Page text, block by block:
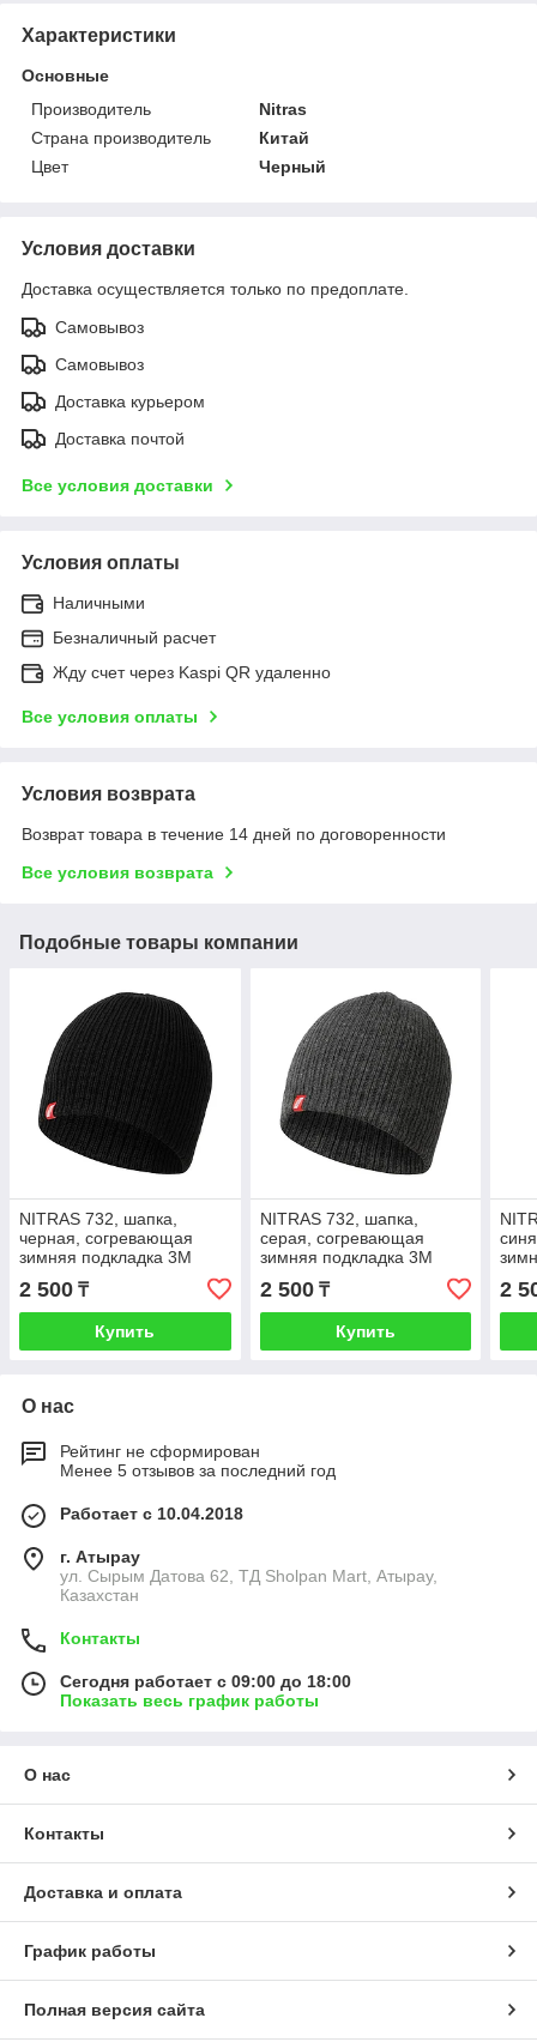
Характеристики
Основные
Производитель
Nitras
Страна производитель
Китай
Цвет
Черный
Условия доставки
Доставка осуществляется только по предоплате.
Самовывоз
Самовывоз
Доставка курьером
Доставка почтой
Все условия доставки
Условия оплаты
Наличными
Безналичный расчет
Жду счет через Kaspi QR удаленно
Все условия оплаты
Условия возврата
Возврат товара в течение 14 дней по договоренности
Все условия возврата
Подобные товары компании
NITRAS 732, шапка,
черная, согревающая
зимняя подкладка 3M
Thinsulate™
2 500 ₸
Купить
NITRAS 732, шапка,
серая, согревающая
зимняя подкладка 3M
Thinsulate™
2 500₸
Купить
2
О нас
Рейтинг не сформирован
Менее 5 отзывов за последний год
Работает с 10.04.2018
г. Атырау
ул. Сырым Датова 62, ТД Sholpan Mart, Атырау,
Казахстан
Контакты
Сегодня работает с 09:00 до 18:00
Показать весь график работы
О нас
Контакты
Доставка и оплата
График работы
Полная версия сайта